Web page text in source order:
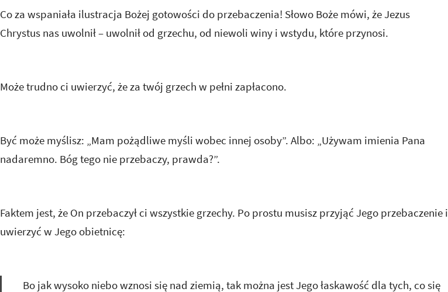
Co za wspaniała ilustracja Bożej gotowości do przebaczenia! Słowo Boże mówi, że Jezus
Chrystus nas uwolnił – uwolnił od grzechu, od niewoli winy i wstydu, które przynosi.
Może trudno ci uwierzyć, że za twój grzech w pełni zapłacono.
Być może myślisz: „Mam pożądliwe myśli wobec innej osoby”. Albo: „Używam imienia Pana
nadaremno. Bóg tego nie przebaczy, prawda?”.
Faktem jest, że On przebaczył ci wszystkie grzechy. Po prostu musisz przyjąć Jego przebaczenie i
uwierzyć w Jego obietnicę:
Bo jak wysoko niebo wznosi się nad ziemią, tak można jest Jego łaskawość dla tych, co się